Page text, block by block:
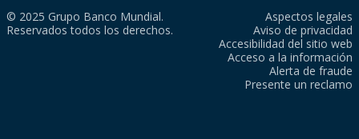
© 2025 Grupo Banco Mundial.
Reservados todos los derechos.
Aspectos legales
Aviso de privacidad
Accesibilidad del sitio web
Acceso a la información
Alerta de fraude
Presente un reclamo